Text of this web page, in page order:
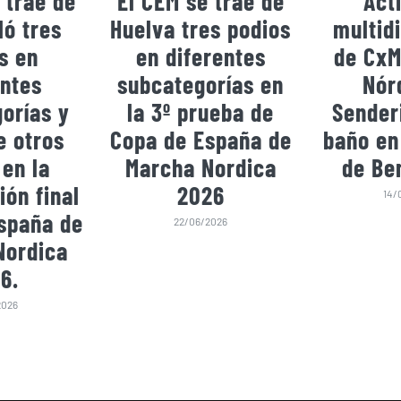
tres
en
y
otros
la
final
de
Huelva tres podios
en diferentes
subcategorías en
la 3º prueba de
Copa de España de
Marcha Nordica
2026
22/06/2026
de
baño
de
14/